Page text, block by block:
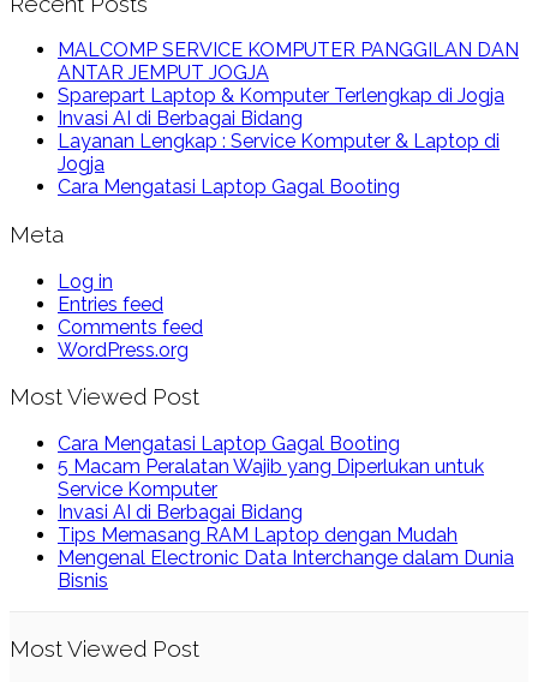
MALCOMP SERVICE KOMPUTER PANGGILAN DAN
ANTAR JEMPUT JOGJA
Sparepart Laptop & Komputer Terlengkap di Jogja
Invasi AI di Berbagai Bidang
Layanan Lengkap : Service Komputer & Laptop di
Jogja
Cara Mengatasi Laptop Gagal Booting
Meta
Log in
Entries feed
Comments feed
WordPress.org
Most Viewed Post
Cara Mengatasi Laptop Gagal Booting
5 Macam Peralatan Wajib yang Diperlukan untuk
Service Komputer
Invasi AI di Berbagai Bidang
Tips Memasang RAM Laptop dengan Mudah
Mengenal Electronic Data Interchange dalam Dunia
Bisnis
Most Viewed Post